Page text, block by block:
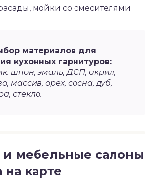
мойки со смесителями
материалов для
кухонных гарнитуров:
шпон, эмаль, ДСП, акрил,
массив, орех, сосна, дуб,
стекло.
и мебельные салоны
на карте